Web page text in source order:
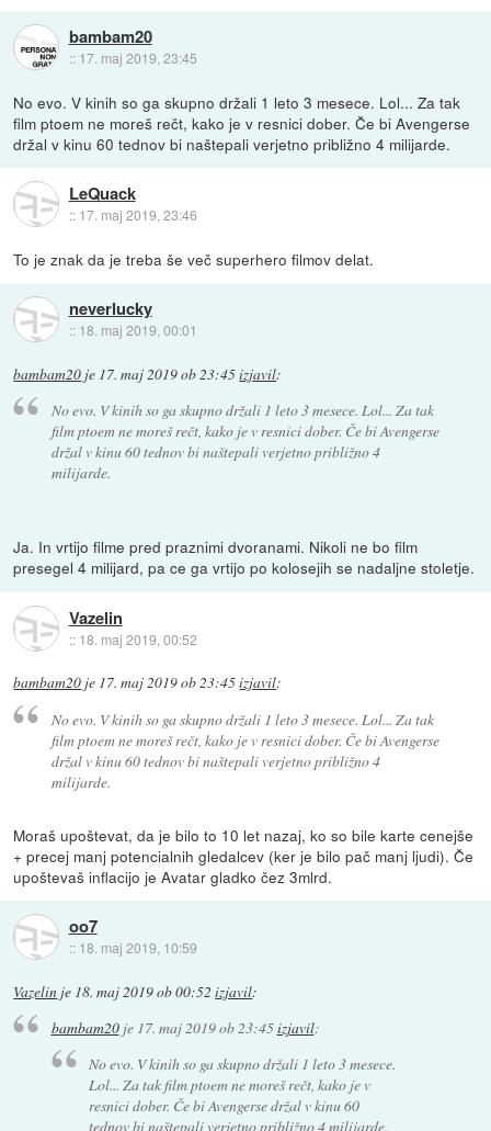
bambam20
:: 17. maj 2019, 23:45
No evo. V kinih so ga skupno držali 1 leto 3 mesece. Lol... Za tak
film ptoem ne moreš rečt, kako je v resnici dober. Če bi Avengerse
držal v kinu 60 tednov bi naštepali verjetno približno 4 milijarde.
LeQuack
:: 17. maj 2019, 23:46
To je znak da je treba še več superhero filmov delat.
neverlucky
:: 18. maj 2019, 00:01
bambam20 je 17. maj 2019 ob 23:45izjavil:
No evo. V kinih so ga skupno držali 1 leto 3 mesece. Lol... Za tak
film ptoem ne moreš rečt, kako je v resnici dober. Če bi Avengerse
držal v kinu 60 tednov bi naštepali verjetno približno 4
milijarde.
Ja. In vrtijo filme pred praznimi dvoranami. Nikoli ne bo film
presegel 4 milijard, pa ce ga vrtijo po kolosejih se nadaljne stoletje.
Vazelin
:: 18. maj 2019, 00:52
bambam20 je 17. maj 2019 ob 23:45izjavil:
No evo. V kinih so ga skupno držali 1 leto 3 mesece. Lol... Za tak
film ptoem ne moreš rečt, kako je v resnici dober. Če bi Avengerse
držal v kinu 60 tednov bi naštepali verjetno približno 4
milijarde.
Moraš upoštevat, da je bilo to 10 let nazaj, ko so bile karte cenejše
+ precej manj potencialnih gledalcev (ker je bilo pač manj ljudi). Če
upoštevaš inflacijo je Avatar gladko čez 3mlrd.
oo7
:: 18. maj 2019, 10:59
Vazelin je 18. maj 2019 ob 00:52 izjavil:
bambam20je 17. maj 2019 ob 23:45izjavil:
No evo. V kinih so ga skupno držali 1 leto 3 mesece.
Lol... Za tak film ptoem ne moreš rečt, kako je v
resnici dober. Če bi Avengerse držal v kinu 60
tednov bi naštepali verjetno približno 4 milijarde.